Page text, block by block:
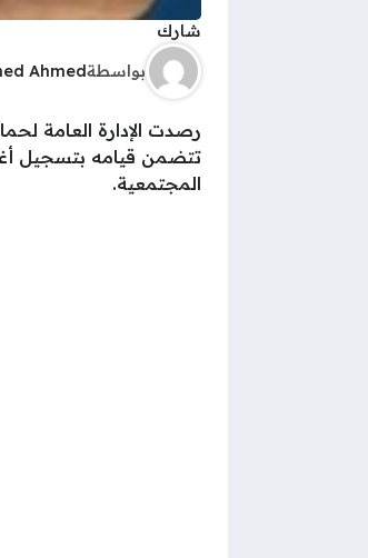
شارك
بواسطةAhmed
رصدت الإدارة العامة
تتضمن قيامه بتسجيل
المجتمعية.